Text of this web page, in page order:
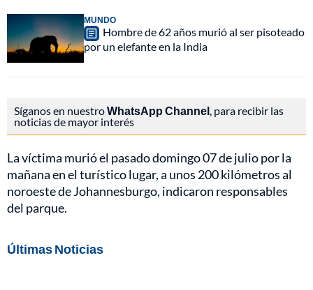
MUNDO
Hombre de 62 años murió al ser pisoteado
por un elefante en la India
Síganos en nuestroWhatsApp Channel, para recibir las
noticias de mayor interés
La víctima murió el pasado domingo 07 de julio por la
mañana en el turístico lugar, a unos 200 kilómetros al
noroeste de Johannesburgo, indicaron responsables
del parque.
Últimas Noticias